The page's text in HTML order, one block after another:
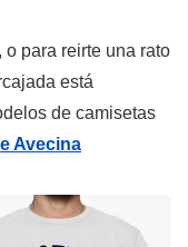
o para reirte una rato
está
de camisetas
Avecina